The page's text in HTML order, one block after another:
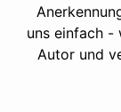
uns einfach -
Autor und